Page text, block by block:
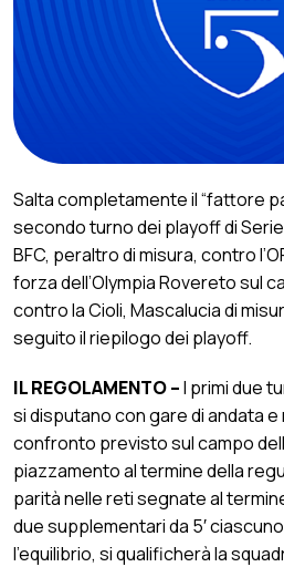
Salta completamente il “fattore
secondo turno dei playoff di
BFC, peraltro di misura, contro
forza dell’Olympia Rovereto sul
contro la Cioli, Mascalucia di
seguito il riepilogo dei playoff.
IL REGOLAMENTO –I primi due
si disputano con gare di andata
confronto previsto sul campo
piazzamento al termine della
parità nelle reti segnate al
due supplementari da 5′
l’equilibrio, si qualificherà la